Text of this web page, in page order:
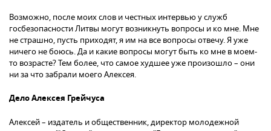
Возможно, после моих слов и честных интервью у служб
госбезопасности Литвы могут возникнуть вопросы и ко мне. Мне
не страшно, пусть приходят, я им на все вопросы отвечу. Я уже
ничего не боюсь. Да и какие вопросы могут быть ко мне в моем-
то возрасте? Тем более, что самое худшее уже произошло – они
ни за что забрали моего Алексея.
Дело Алексея Грейчуса
Алексей – издатель и общественник, директор молодежной